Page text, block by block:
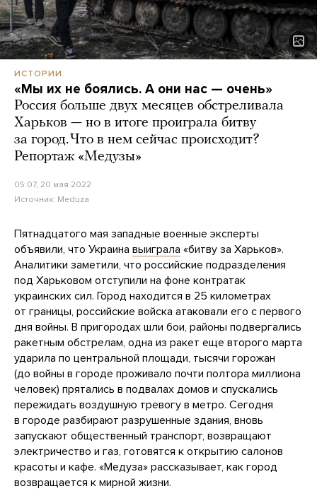
ИСТОРИИ
«Мы их не боялись. А они нас — очень»
Россия больше двух месяцев обстреливала
Харьков — но в итоге проиграла битву
за город. Что в нем сейчас происходит?
Репортаж «Медузы»
05:07, 20 мая 2022
Источник: Meduza
Пятнадцатого мая западные военные эксперты
объявили, что Украина выиграла «битву за Харьков».
Аналитики заметили, что российские подразделения
под Харьковом отступили на фоне контратак
украинских сил. Город находится в 25 километрах
от границы, российские войска атаковали его с первого
дня войны. В пригородах шли бои, районы подвергались
ракетным обстрелам, одна из ракет еще второго марта
ударила по центральной площади, тысячи горожан
(до войны в городе проживало почти полтора миллиона
человек) прятались в подвалах домов и спускались
пережидать воздушную тревогу в метро. Сегодня
в городе разбирают разрушенные здания, вновь
запускают общественный транспорт, возвращают
электричество и газ, готовятся к открытию салонов
красоты и кафе. «Медуза» рассказывает, как город
возвращается к мирной жизни.